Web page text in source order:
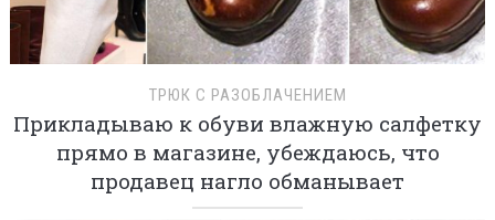
ТРЮК С РАЗОБЛАЧЕНИЕМ
Прикладываю к обуви влажную салфетку
прямо в магазине, убеждаюсь, что
продавец нагло обманывает